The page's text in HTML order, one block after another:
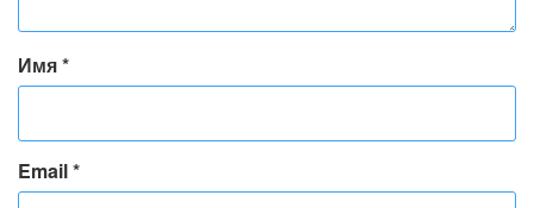
Имя*
Email*